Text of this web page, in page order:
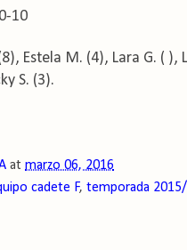
10
Estela M. (4), Lara G. ( ),
S. (3).
at marzo 06, 2016
cadete F, temporada